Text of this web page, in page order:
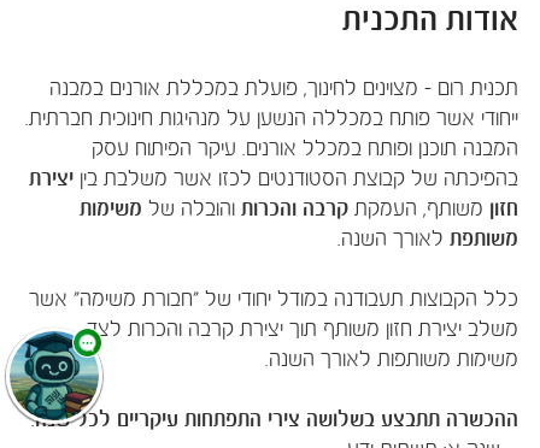
אודות התכנית
​תכנית רום - מצוינים לחינוך,​ פועלת במכללת אורנים במבנה
ייחודי אשר פותח במכללה הנשען על מנהיגות חינוכית חברתית.
המבנה תוכנן ופותח במכלל אורנים. עיקר הפיתוח עסק
בהפיכתה של קבוצת הסטודנטים לכזו אשר משלבת בין יצירת
חזון משותף, העמקת קרבה והכרותוהובלה של משימות
משותפתלאורך השנה. ​
כלל הקבוצות תעבודנה במודל יחודי של "חבורת משימה" אשר
משלב יצירת חזון משותף תוך יצירת קרבה והכרות לצד
משימות משותפות לאורך השנה.
ההכשרה תתבצע בשלושה צירי התפתחות עיקריים לכל שנה: